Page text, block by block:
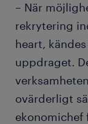
– När
rekrytering
heart,
uppdraget.
ovärderligt
ekonomichef